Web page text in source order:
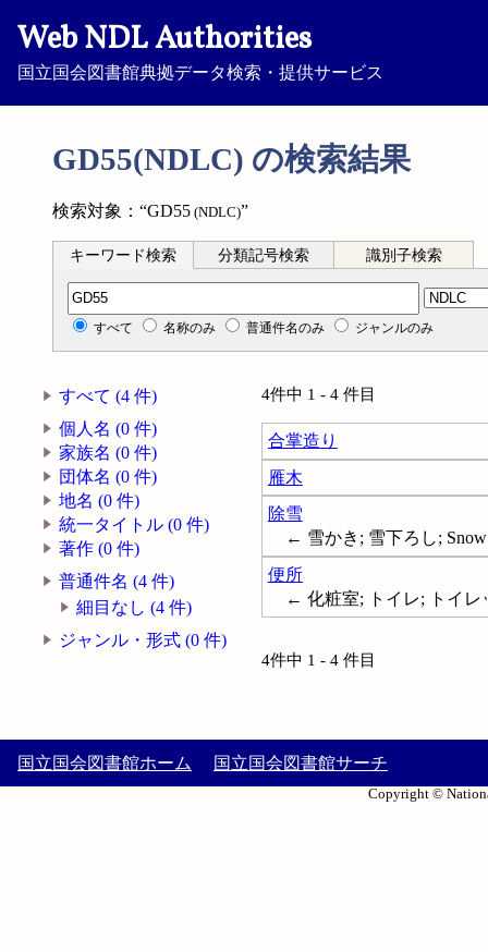
Web NDL Authorities
国立国会図書館典拠データ検索・提供サービス
GD55(NDLC) の検索結果
検索対象：“GD55 (NDLC)”
キーワード検索 分類記号検索 識別子検索
分類記号検索
すべて 名称のみ 普通件名のみ ジャンルのみ
すべて (4 件)
個人名 (0 件)
家族名 (0 件)
団体名 (0 件)
地名 (0 件)
統一タイトル (0 件)
著作 (0 件)
普通件名 (4 件)
細目なし (4 件)
ジャンル・形式 (0 件)
4件中 1 - 4 件目
合掌造り
雁木
除雪
← 雪かき; 雪下ろし; Snow
便所
← 化粧室; トイレ; トイレ
4件中 1 - 4 件目
国立国会図書館ホーム 国立国会図書館サーチ
Copyright ©